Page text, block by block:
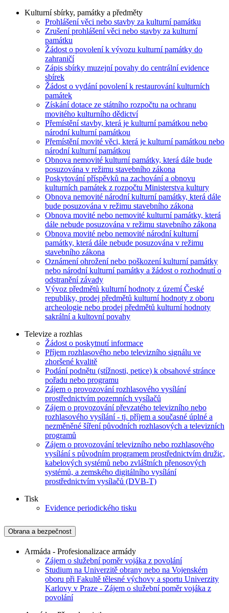
Kulturní sbírky, památky a předměty
Prohlášení věci nebo stavby za kulturní památku
Zrušení prohlášení věci nebo stavby za kulturní
památku
Žádost o povolení k vývozu kulturní památky do
zahraničí
Zápis sbírky muzejní povahy do centrální evidence
sbírek
Žádost o vydání povolení k restaurování kulturních
památek
Získání dotace ze státního rozpočtu na ochranu
movitého kulturního dědictví
Přemístění stavby, která je kulturní památkou nebo
národní kulturní památkou
Přemístění movité věci, která je kulturní památkou nebo
národní kulturní památkou
Obnova nemovité kulturní památky, která dále bude
posuzována v režimu stavebního zákona
Poskytování příspěvků na zachování a obnovu
kulturních památek z rozpočtu Ministerstva kultury
Obnova nemovité národní kulturní památky, která dále
bude posuzována v režimu stavebního zákona
Obnova movité nebo nemovité kulturní památky, která
dále nebude posuzována v režimu stavebního zákona
Obnova movité nebo nemovité národní kulturní
památky, která dále nebude posuzována v režimu
stavebního zákona
Oznámení ohrožení nebo poškození kulturní památky
nebo národní kulturní památky a žádost o rozhodnutí o
odstranění závady
Vývoz předmětů kulturní hodnoty z území České
republiky, prodej předmětů kulturní hodnoty z oboru
archeologie nebo prodej předmětů kulturní hodnoty
sakrální a kultovní povahy
Televize a rozhlas
Žádost o poskytnutí informace
Příjem rozhlasového nebo televizního signálu ve
zhoršené kvalitě
Podání podnětu (stížnosti, petice) k obsahové stránce
pořadu nebo programu
Zájem o provozování rozhlasového vysílání
prostřednictvím pozemních vysílačů
Zájem o provozování převzatého televizního nebo
rozhlasového vysílání - tj. příjem a současné úplné a
nezměněné šíření původních rozhlasových a televizních
programů
Zájem o provozování televizního nebo rozhlasového
vysílání s původním programem prostřednictvím družic,
kabelových systémů nebo zvláštních přenosových
systémů, a zemského digitálního vysílání
prostřednictvím vysílačů (DVB-T)
Tisk
Evidence periodického tisku
Obrana a bezpečnost
Armáda - Profesionalizace armády
Zájem o služební poměr vojáka z povolání
Studium na Univerzitě obrany nebo na Vojenském
oboru při Fakultě tělesné výchovy a sportu Univerzity
Karlovy v Praze - Zájem o služební poměr vojáka z
povolání